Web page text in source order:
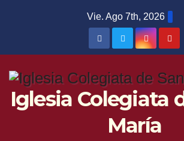
Vie. Ago 7th, 2026
Iglesia Colegiata
María